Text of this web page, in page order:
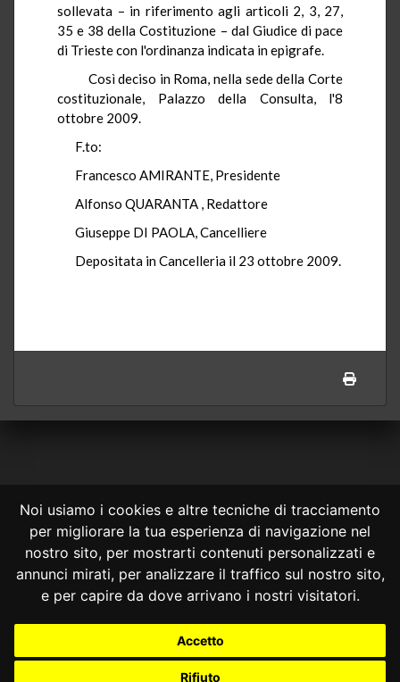
Noi usiamo i cookies e altre tecniche di tracciamento
per migliorare la tua esperienza di navigazione nel
nostro sito, per mostrarti contenuti personalizzati e
annunci mirati, per analizzare il traffico sul nostro sito,
e per capire da dove arrivano i nostri visitatori.
Accetto
Rifiuto
sollevata – in riferimento agli articoli 2, 3, 27,
35 e 38 della Costituzione – dal Giudice di pace
di Trieste con l'ordinanza indicata in epigrafe.
Così deciso in Roma, nella sede della Corte
costituzionale, Palazzo della Consulta, l'8
ottobre 2009.
F.to:
Francesco AMIRANTE, Presidente
Alfonso QUARANTA , Redattore
Giuseppe DI PAOLA, Cancelliere
Depositata in Cancelleria il 23 ottobre 2009.
CONSULTA ONLINE DAL 1995 -NOTE LEGALI
Consulta OnLine non ha prodotto e non è responsabile per i contenuti e
le informazioni legali di siti collegati.
costituisce una relazione di consulenza legale.
Nessuno deve confidare o agire in base alle informazioni disponibili in